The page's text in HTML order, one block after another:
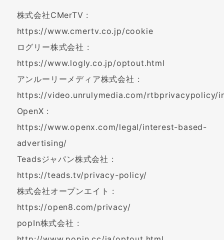
株式会社CMerTV :
https://www.cmertv.co.jp/cookie
ログリー株式会社 :
https://www.logly.co.jp/optout.html
アンルーリーメディア株式会社 :
https://video.unrulymedia.com/rtbprivacypolicy/
OpenX :
https://www.openx.com/legal/interest-based-
advertising/
Teadsジャパン株式会社 :
https://teads.tv/privacy-policy/
株式会社オープンエイト :
https://open8.com/privacy/
popIn株式会社 :